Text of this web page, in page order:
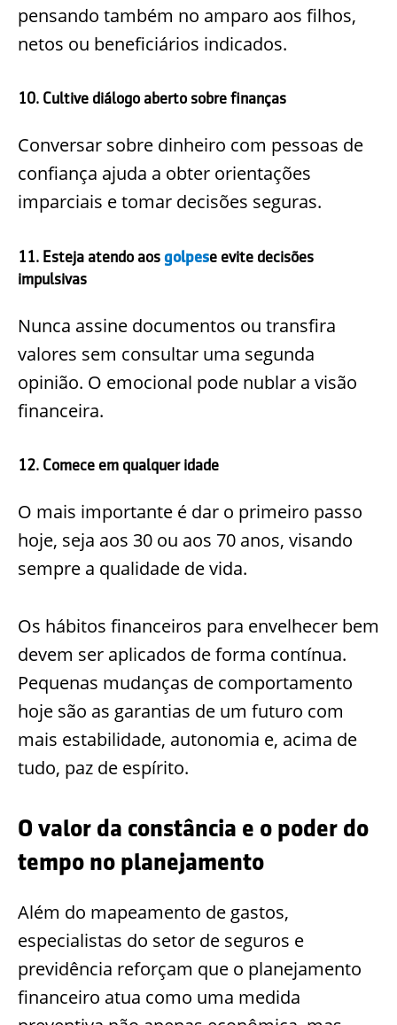
pensando também no amparo aos filhos,
netos ou beneficiários indicados.
10. Cultive diálogo aberto sobre finanças
Conversar sobre dinheiro com pessoas de
confiança ajuda a obter orientações
imparciais e tomar decisões seguras.
11. Esteja atendo aos golpese evite decisões
impulsivas
Nunca assine documentos ou transfira
valores sem consultar uma segunda
opinião. O emocional pode nublar a visão
financeira.
12. Comece em qualquer idade
O mais importante é dar o primeiro passo
hoje, seja aos 30 ou aos 70 anos, visando
sempre a qualidade de vida.
Os hábitos financeiros para envelhecer bem
devem ser aplicados de forma contínua.
Pequenas mudanças de comportamento
hoje são as garantias de um futuro com
mais estabilidade, autonomia e, acima de
tudo, paz de espírito.
O valor da constância e o poder do
tempo no planejamento
Além do mapeamento de gastos,
especialistas do setor de seguros e
previdência reforçam que o planejamento
financeiro atua como uma medida